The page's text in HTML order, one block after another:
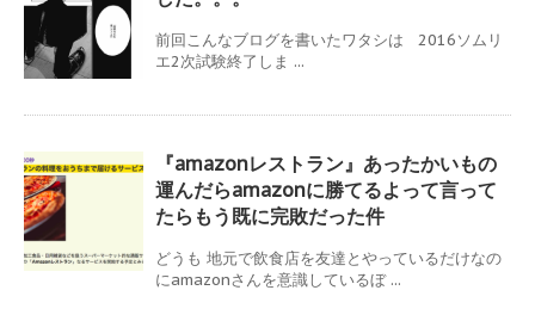
前回こんなブログを書いたワタシは 2016ソムリ
エ2次試験終了しま ...
『amazonレストラン』あったかいもの
運んだらamazonに勝てるよって言って
たらもう既に完敗だった件
どうも 地元で飲食店を友達とやっているだけなの
にamazonさんを意識しているぼ ...